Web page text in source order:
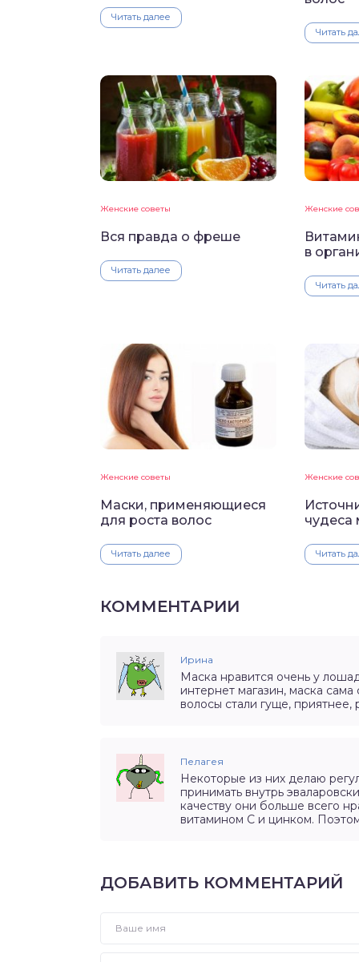
Читать далее
Читать
Женские советы
Вся правда о фреше
Читать далее
Женские
в
Читать
Женские советы
Маски, применяющиеся
для роста волос
Читать далее
Женские
чудеса
Читать
КОММЕНТАРИИ
Ирина
Маска нравится очень у
интернет магазин, маска
волосы стали гуще, приятнее,
Пелагея
Некоторые из них делаю
принимать внутрь
качеству они больше всего
витамином С и цинком.
ДОБАВИТЬ КОММЕНТАРИЙ